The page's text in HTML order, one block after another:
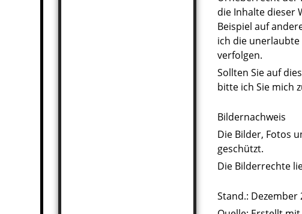
die Inhalte dieser
Beispiel auf
ich die
verfolgen.
Sollten Sie auf
bitte ich Sie mich
Bildernachweis
Die Bilder, Fotos
geschützt.
Die Bilderrechte
Stand.: Dezember